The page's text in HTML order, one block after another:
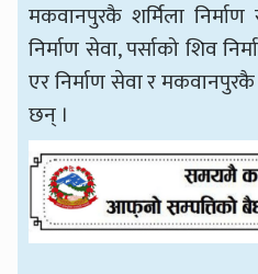
मकवानपुरकै शर्मिला
निर्माण सेवा, पर्साको शिव
एर निर्माण सेवा र मकवानपुरकै
छन् ।